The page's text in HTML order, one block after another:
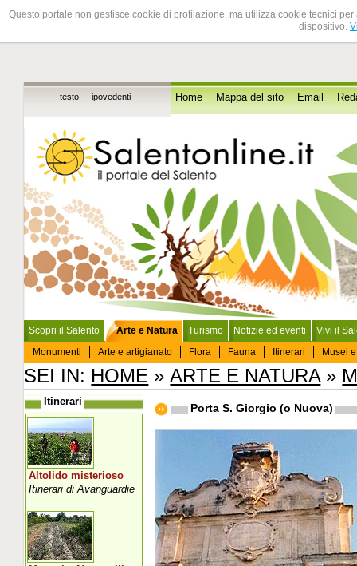
Questo portale non gestisce cookie di profilazione, ma utilizza cookie tecnici
dispositivo.
testo ipovedenti Home Mappa del sito Email
Scopri il Salento
Arte e Natura
Monumenti
Arte e artigianato Flora Fauna Itinerari Musei
Turismo Notizie ed eventi Vivi il
SEI IN: HOME »ARTE E NATURA»
Porta S. Giorgio (o Nuova)
Itinerari
Altolido misterioso
Itinerari di Avanguardie